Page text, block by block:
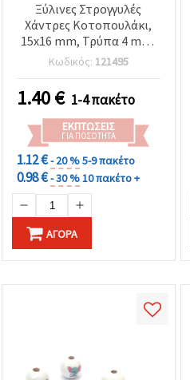
Ξύλινες Στρογγυλές
Χάντρες Κοτοπουλάκι,
15x16 mm, Τρύπα 4 mm,
Χρώμα Κίτρινο - 10 τεμ.
Κωδικός: 121495
1.40€ 1-4 πακέτο
ΕΚΠΤΏΣΕΙΣ
ΓΙΑ ΠΟΣΌΤΗΤΑ
1.12 €- 20 %5-9 πακέτο
0.98 €- 30 %10 πακέτο +
ΑΓΟΡΆ